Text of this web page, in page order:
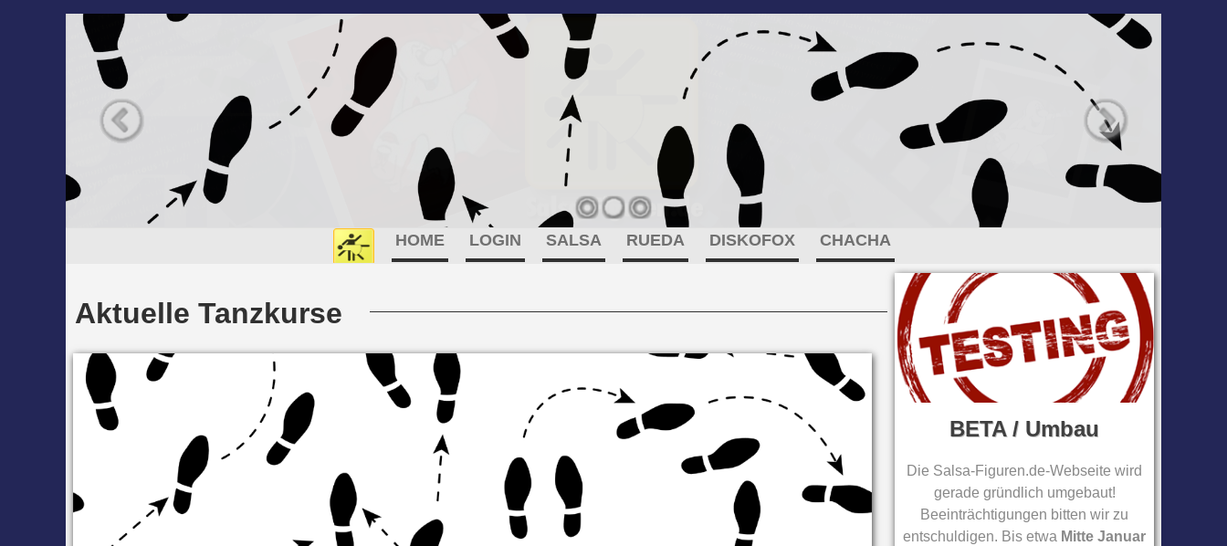
HOME LOGIN SALSA RUEDA DISKOFOX CHACHA
Aktuelle Tanzkurse
BETA / Umbau
Die Salsa-Figuren.de-Webseite wird
gerade gründlich umgebaut!
Beeinträchtigungen bitten wir zu
entschuldigen. Bis etwa Mitte Januar